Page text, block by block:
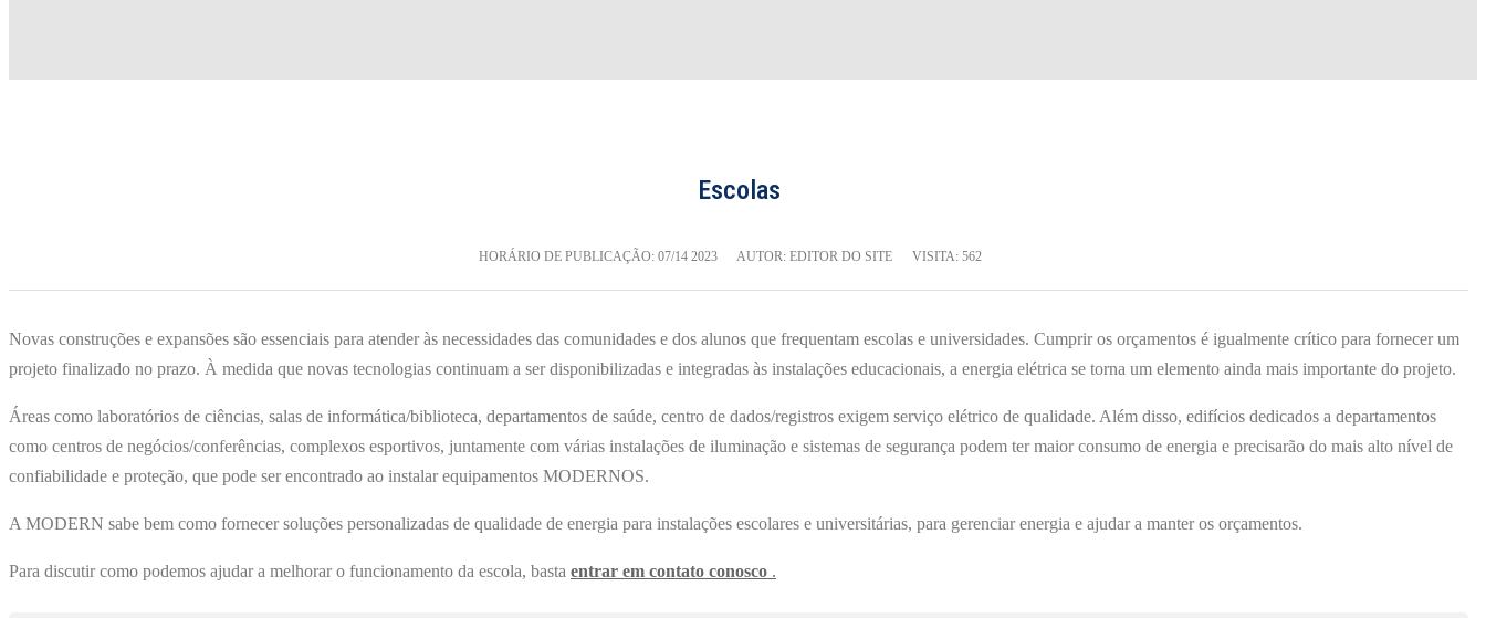
Escolas
HORÁRIO DE PUBLICAÇÃO: 07/14 2023 AUTOR: EDITOR DO SITE VISITA: 562
Novas construções e expansões são essenciais para atender às necessidades das comunidades e dos alunos que frequentam escolas e universidades. Cumprir os orçamentos é igualmente crítico para fornecer um
projeto finalizado no prazo. À medida que novas tecnologias continuam a ser disponibilizadas e integradas às instalações educacionais, a energia elétrica se torna um elemento ainda mais importante do projeto.
Áreas como laboratórios de ciências, salas de informática/biblioteca, departamentos de saúde, centro de dados/registros exigem serviço elétrico de qualidade. Além disso, edifícios dedicados a departamentos
como centros de negócios/conferências, complexos esportivos, juntamente com várias instalações de iluminação e sistemas de segurança podem ter maior consumo de energia e precisarão do mais alto nível de
confiabilidade e proteção, que pode ser encontrado ao instalar equipamentos MODERNOS.
A MODERN sabe bem como fornecer soluções personalizadas de qualidade de energia para instalações escolares e universitárias, para gerenciar energia e ajudar a manter os orçamentos.
Para discutir como podemos ajudar a melhorar o funcionamento da escola, basta entrar em contato conosco .